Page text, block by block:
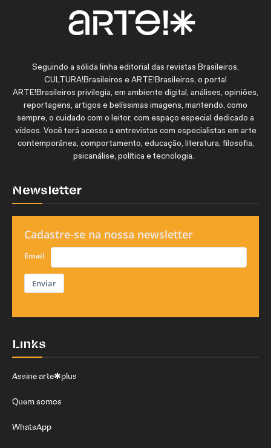
Seguindo a sólida linha editorial das revistas Brasileiros,
CULTURA!Brasileiros e ARTE!Brasileiros, o portal
ARTE!Brasileiros privilegia, em ambiente digital, análises, opiniões,
reportagens, artigos e belíssimas imagens, mantendo, como
sempre, o cuidado com o leitor, com espaço especial dedicado a
vídeos. Você terá acesso a entrevistas com especialistas em arte
contemporânea, comportamento, educação, literatura, filosofia,
psicanálise, política e tecnologia.
Newsletter
Cadastre-se na nossa newsletter
Email
Enviar
Links
Assine arte✱plus
Quem somos
WhatsApp